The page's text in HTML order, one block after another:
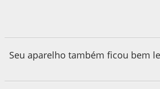
Seu aparelho também ficou bem